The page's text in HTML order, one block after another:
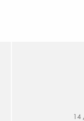
14